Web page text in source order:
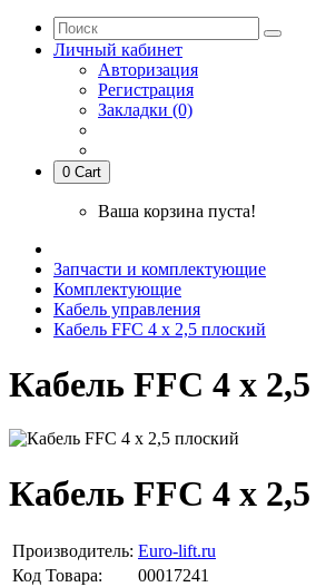
Личный кабинет
Авторизация
Регистрация
Закладки (0)
0 Cart
Ваша корзина пуста!
Запчасти и комплектующие
Комплектующие
Кабель управления
Кабель FFC 4 х 2,5 плоский
Кабель FFC 4 х
Кабель FFC 4 х
Производитель: Euro-lift.ru
Код Товара:
00017241